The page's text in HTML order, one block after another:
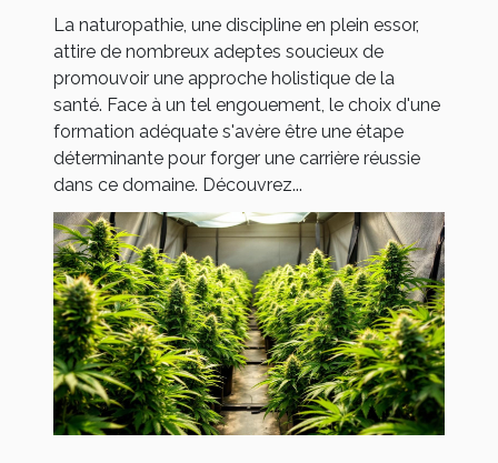
La naturopathie, une discipline en plein essor,
attire de nombreux adeptes soucieux de
promouvoir une approche holistique de la
santé. Face à un tel engouement, le choix d'une
formation adéquate s'avère être une étape
déterminante pour forger une carrière réussie
dans ce domaine. Découvrez...